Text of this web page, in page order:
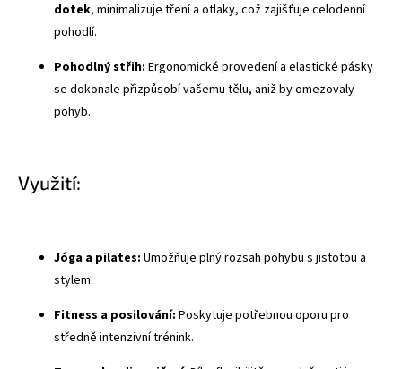
dotek, minimalizuje tření a otlaky, což zajišťuje celodenní
pohodlí.
Pohodlný střih: Ergonomické provedení a elastické pásky
se dokonale přizpůsobí vašemu tělu, aniž by omezovaly
pohyb.
Využití:
Jóga a pilates: Umožňuje plný rozsah pohybu s jistotou a
stylem.
Fitness a posilování: Poskytuje potřebnou oporu pro
středně intenzivní trénink.